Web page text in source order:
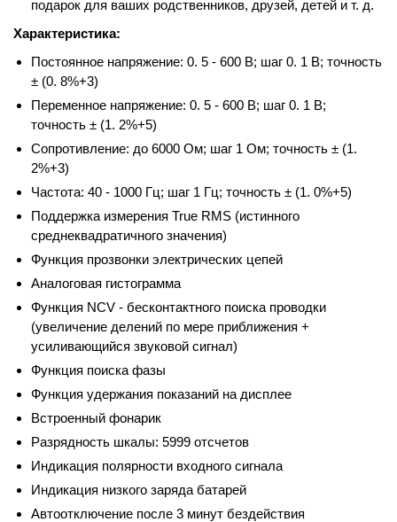
подарок для ваших родственников, друзей, детей и т. д.
Характеристика:
Постоянное напряжение: 0. 5 - 600 В; шаг 0. 1 В; точность
± (0. 8%+3)
Переменное напряжение: 0. 5 - 600 В; шаг 0. 1 В;
точность ± (1. 2%+5)
Сопротивление: до 6000 Ом; шаг 1 Ом; точность ± (1.
2%+3)
Частота: 40 - 1000 Гц; шаг 1 Гц; точность ± (1. 0%+5)
Поддержка измерения True RMS (истинного
среднеквадратичного значения)
Функция прозвонки электрических цепей
Аналоговая гистограмма
Функция NCV - бесконтактного поиска проводки
(увеличение делений по мере приближения +
усиливающийся звуковой сигнал)
Функция поиска фазы
Функция удержания показаний на дисплее
Встроенный фонарик
Разрядность шкалы: 5999 отсчетов
Индикация полярности входного сигнала
Индикация низкого заряда батарей
Автоотключение после 3 минут бездействия